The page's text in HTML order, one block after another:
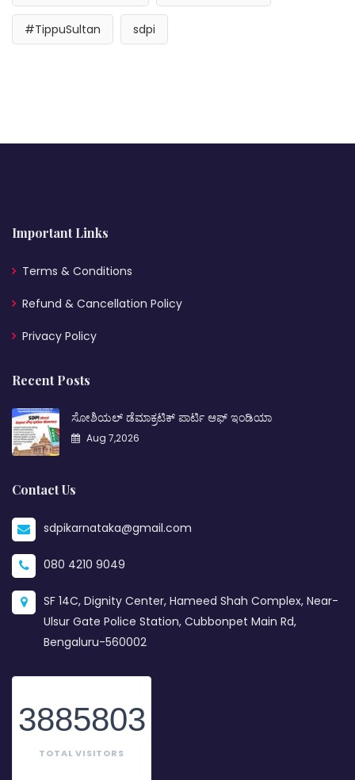
#TippuSultan sdpi
Important Links
Terms & Conditions
Refund & Cancellation Policy
Privacy Policy
Recent Posts
ಸೋಶಿಯಲ್ ಡೆಮಾಕ್ರಟಿಕ್ ಪಾರ್ಟಿ ಆಫ್ ಇಂಡಿಯಾ
Aug 7,2026
Contact Us
sdpikarnataka@gmail.com
080 4210 9049
SF 14C, Dignity Center, Hameed Shah Complex, Near-
Ulsur Gate Police Station, Cubbonpet Main Rd,
Bengaluru-560002
3885803
TOTAL VISITORS